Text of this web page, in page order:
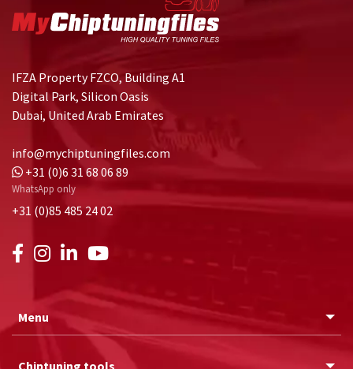
IFZA Property FZCO, Building A1
Digital Park, Silicon Oasis
Dubai, United Arab Emirates
info@mychiptuningfiles.com
+31 (0)6 31 68 06 89
WhatsApp only
+31 (0)85 485 24 02
Menu